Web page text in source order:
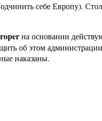
себе Европу).
на основании
об этом
наказаны.